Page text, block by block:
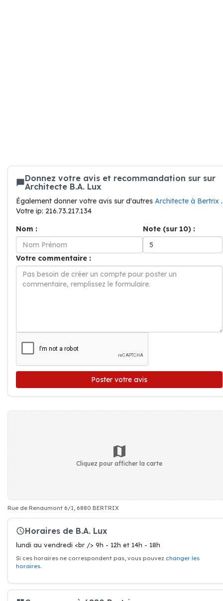
Donnez votre avis et recommandation sur sur
Architecte B.A. Lux
Également donner votre avis sur d'autres Architecte à Bertrix .
Votre ip: 216.73.217.134
Nom :
Note (sur 10) :
Votre commentaire :
Poster votre avis
Cliquez pour afficher la carte
Rue de Renaumont 6/1, 6880 BERTRIX
Horaires de B.A. Lux
lundi au vendredi <br /> 9h - 12h et 14h - 18h
Si ces horaires ne correspondent pas, vous pouvez changer les
horaires.